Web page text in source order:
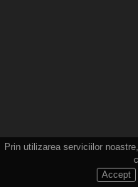
Prin utilizarea serviciilor
Accept